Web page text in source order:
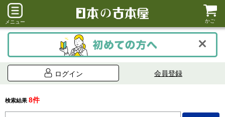
メニュー かご
ログイン 会員登録
検索結果 8件